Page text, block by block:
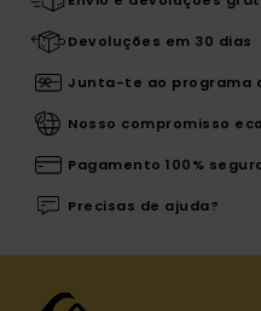
Devoluções em 30 dias
Junta-te ao programa
Nosso compromisso
Pagamento 100%
Precisas de ajuda?